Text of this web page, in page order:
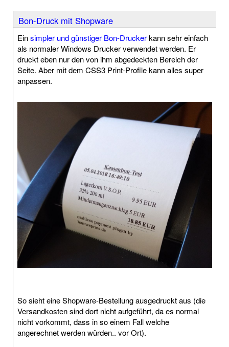
Bon-Druck mit Shopware
Einsimpler und günstiger Bon-Druckerkann sehr einfach
als normaler Windows Drucker verwendet werden. Er
druckt eben nur den von ihm abgedeckten Bereich der
Seite. Aber mit dem CSS3 Print-Profile kann alles super
anpassen.
So sieht eine Shopware-Bestellung ausgedruckt aus (die
Versandkosten sind dort nicht aufgeführt, da es normal
nicht vorkommt, dass in so einem Fall welche
angerechnet werden würden.. vor Ort).